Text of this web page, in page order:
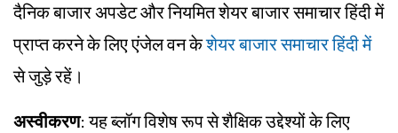
दैनिक बाजार अपडेट और नियमित शेयर बाजार समाचार हिंदी में
प्राप्त करने के लिए एंजेल वन केशेयर बाजार समाचार हिंदी में
से जुड़े रहें।
अस्वीकरण: यह ब्लॉग विशेष रूप से शैक्षिक उद्देश्यों के लिए